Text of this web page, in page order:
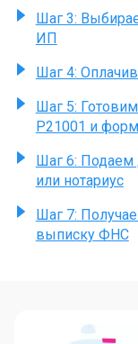
Шаг 3:
ИП
Шаг 4:
Шаг 5:
P21001 и
Шаг 6:
или нотариус
Шаг 7:
выписку ФНС